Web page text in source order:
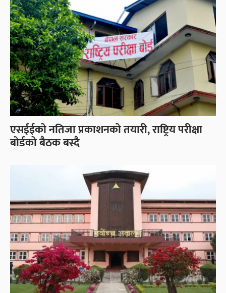
एसईईको नतिजा प्रकाशनको तयारी, राष्ट्रिय परीक्षा
बोर्डको बैठक बस्दै